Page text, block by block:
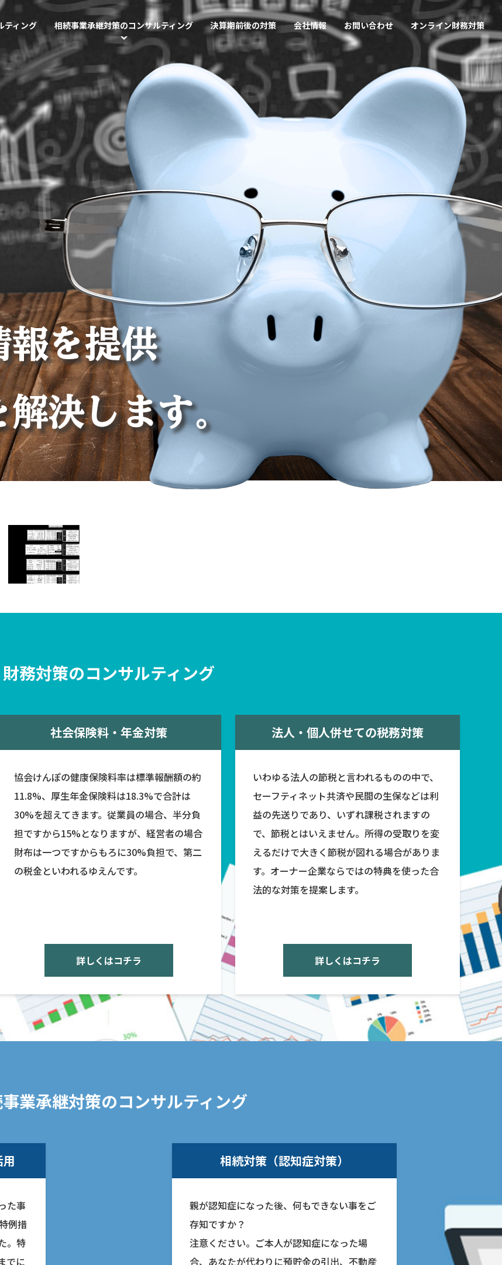
ティング 相続事業承継対策のコンサルティング 決算期前後の対策 会社情報 お問い合わせ オンライン財務対策
財務対策のコンサルティング
社会保険料・年金対策
協会けんぽの健康保険料率は標準報酬額の約
11.8%、厚生年金保険料は18.3%で合計は
30%を超えてきます。従業員の場合、半分負
担ですから15%となりますが、経営者の場合
財布は一つですからもろに30%負担で、第二
の税金といわれるゆえんです。
詳しくはコチラ
法人・個人併せての税務対策
いわゆる法人の節税と言われるものの中で、
セーフティネット共済や民間の生保などは利
益の先送りであり、いずれ課税されますの
で、節税とはいえません。所得の受取りを変
えるだけで大きく節税が図れる場合がありま
す。オーナー企業ならではの特典を使った合
法的な対策を提案します。
詳しくはコチラ
業承継対策のコンサルティング
た事
例措
。特
でに
相続対策（認知症対策）
親が認知症になった後、何もできない事をご
存知ですか？
注意ください。ご本人が認知症になった場
合、あなたが代わりに預貯金の引出、不動産